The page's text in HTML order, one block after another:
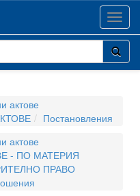
актове
Постановления
актове
- ПО МАТЕРИЯ
ПРАВО